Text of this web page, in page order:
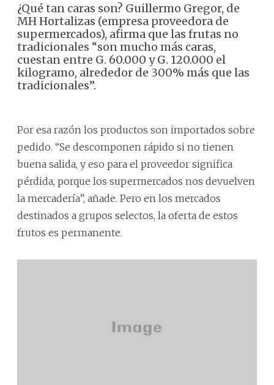
¿Qué tan caras son? Guillermo Gregor, de
MH Hortalizas (empresa proveedora de
supermercados), afirma que las frutas no
tradicionales “son mucho más caras,
cuestan entre G. 60.000 y G. 120.000 el
kilogramo, alrededor de 300% más que las
tradicionales”.
Por esa razón los productos son importados sobre
pedido. “Se descomponen rápido si no tienen
buena salida, y eso para el proveedor significa
pérdida, porque los supermercados nos devuelven
la mercadería”, añade. Pero en los mercados
destinados a grupos selectos, la oferta de estos
frutos es permanente.